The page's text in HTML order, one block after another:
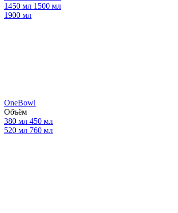
1450 мл 1500 мл
1900 мл
OneBowl
Объём
380 мл 450 мл
520 мл 760 мл